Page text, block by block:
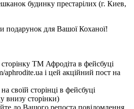
будинку престарілих (г. Киев,
подарунок для Вашої Коханої!
ТМ Афродіта в фейсбуці
і цей акційний пост на
своїй сторінці в фейсбуці
внизу сторінки)
до Вашого репоста повідомлення